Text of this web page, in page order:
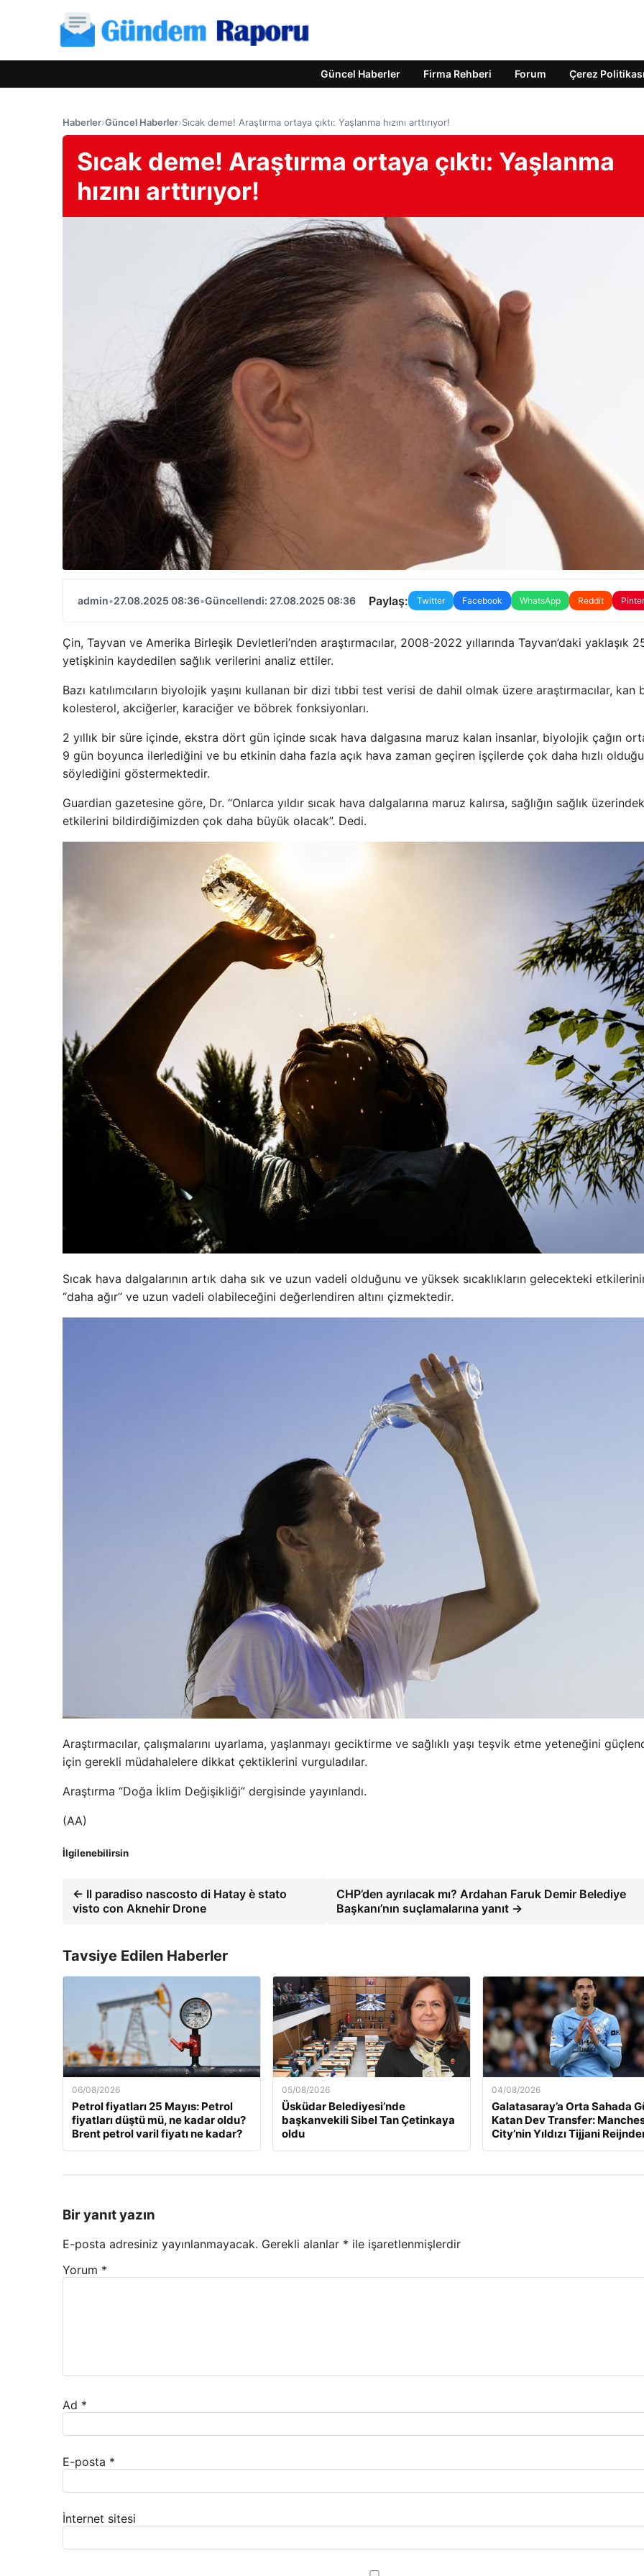
Güncel Haberler Firma Rehberi Forum Çerez Politikası
Haberler›Güncel Haberler›Sıcak deme! Araştırma ortaya çıktı: Yaşlanma hızını arttırıyor!
Sıcak deme! Araştırma ortaya çıktı: Yaşlanma
hızını arttırıyor!
admin•27.08.2025 08:36•Güncellendi: 27.08.2025 08:36 Paylaş: Twitter Facebook WhatsApp Reddit
Çin, Tayvan ve Amerika Birleşik Devletleri’nden araştırmacılar, 2008-2022 yıllarında Tayvan’daki yaklaşık
yetişkinin kaydedilen sağlık verilerini analiz ettiler.
Bazı katılımcıların biyolojik yaşını kullanan bir dizi tıbbi test verisi de dahil olmak üzere araştırmacılar, kan
kolesterol, akciğerler, karaciğer ve böbrek fonksiyonları.
2 yıllık bir süre içinde, ekstra dört gün içinde sıcak hava dalgasına maruz kalan insanlar, biyolojik çağın
9 gün boyunca ilerlediğini ve bu etkinin daha fazla açık hava zaman geçiren işçilerde çok daha hızlı
söylediğini göstermektedir.
Guardian gazetesine göre, Dr. “Onlarca yıldır sıcak hava dalgalarına maruz kalırsa, sağlığın sağlık
etkilerini bildirdiğimizden çok daha büyük olacak”. Dedi.
Sıcak hava dalgalarının artık daha sık ve uzun vadeli olduğunu ve yüksek sıcaklıkların gelecekteki
“daha ağır” ve uzun vadeli olabileceğini değerlendiren altını çizmektedir.
Araştırmacılar, çalışmalarını uyarlama, yaşlanmayı geciktirme ve sağlıklı yaşı teşvik etme yeteneğini
için gerekli müdahalelere dikkat çektiklerini vurguladılar.
Araştırma “Doğa İklim Değişikliği” dergisinde yayınlandı.
(AA)
İlgilenebilirsin
← Il paradiso nascosto di Hatay è stato
visto con Aknehir Drone
CHP’den ayrılacak mı? Ardahan Faruk Demir Belediye
Başkanı’nın suçlamalarına yanıt →
Tavsiye Edilen Haberler
06/08/2026
Petrol fiyatları 25 Mayıs: Petrol
fiyatları düştü mü, ne kadar oldu?
Brent petrol varil fiyatı ne kadar?
05/08/2026
Üsküdar Belediyesi’nde
başkanvekili Sibel Tan Çetinkaya
oldu
04/08/2026
Galatasaray’a Orta Sahada
Katan Dev Transfer:
City’nin Yıldızı Tijjani
Bir yanıt yazın
E-posta adresiniz yayınlanmayacak. Gerekli alanlar * ile işaretlenmişlerdir
Yorum *
Ad *
E-posta *
İnternet sitesi